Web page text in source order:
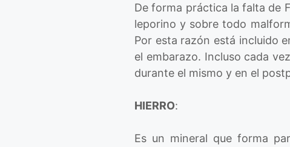
De forma práctica la falta de
leporino y sobre todo
Por esta razón está incluido
el embarazo. Incluso cada
durante el mismo y en el
HIERRO:
Es un mineral que forma